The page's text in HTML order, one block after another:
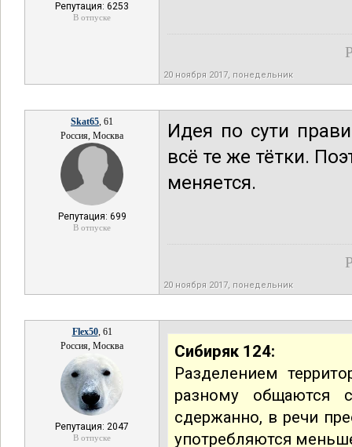
Репутация: 6253
В отпуске
20 ноября 2017, понедельник
Skat65, 61
Россия, Москва
Репутация: 699
В отпуске
Идея по сути
всё те же тётки.
меняется.
20 ноября 2017, понедельник
Flex50, 61
Россия, Москва
Репутация: 2047
В отпуске
Сибиряк 124:
Разделением
разному общаются
сдержанно, в речи
употребляются